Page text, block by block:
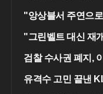
"앙상블서 주연으
"그린벨트 대신 재
검찰 수사권 폐지,
유격수 고민 끝낸